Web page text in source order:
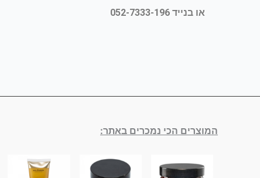
או בנייד 052-7333-196
המוצרים הכי נמכרים באתר: